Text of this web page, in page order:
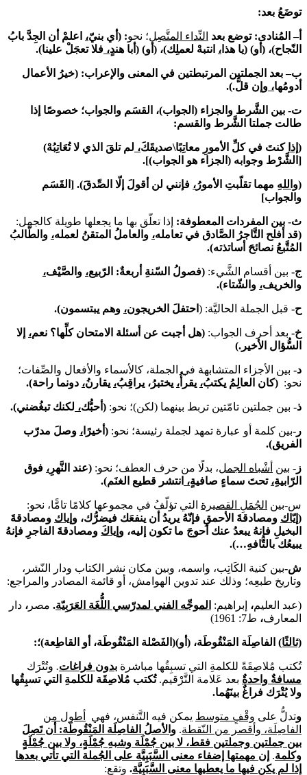
توضَعُ بعد:
أ– المُنادى: توضع بعد النِّداء المتّصل؛ نحو:
( أي بنيّ، اعلم أن الجدّ بابُ
النّجاح)، (أو) (يا هذا ، انتبهْ لعملِك)، (أو) (أبا هندٍ، فلا تعجَلْ علينا).
ب– بعد الجملتين المرتبطتين في المعنى والإعراب: (خيرُ الأعمال
أدومُها، وإن قلَّ.).
ت- بين الشَّرط والجزاء (الجواب)، القسَم والجواب؛ خصوصًا إذا
طالت جملتا الشَّرط والقسم:
(إذا كنتَ في كلِّ الأمورِ معاتِبًا\صديقَكَ، لم تلقَ الذي لا تُعَاتِبُهْ)
[الشَّرْط وجوابه (الجزاء هو الجواب)].
(واللهِ مهما تقلّبتِ الأمورُ، فإنني لن أقولَ إلّا الصِّدقَ). [القَسَم
والجواب]
ث- بين المفردات المعطوفة: إذا تعلّق بها ما يجعلها طويلة كالجمل:
(قد أفلح التَّاجرُ الصَّادق في تعامله، والعاملُ المتقنُ لعمله، والطَّالبُ
المُتَّبعُ نصائحَ أساتذته).
ج- بين أقسام الشَّيء: (فصولُ السّنةِ أربعةٌ: الرّبيع، والصَّيْف،
والخريف، والشّتاء).
ح- قبل الجملة الحاليَّة: ( احتفلَ الخريجون، وهم يبتسمون).
خ- بعد أحرف الجواب: (هل أجبت عن أسئلة الامتحان كلّها؟ نعم، إلا
السُّؤال الأخير.)
د- بين الأجزاء المتشابهة في الجملة، كالأسماء والأفعال والصِّفات؛
نحو: (كان العالِم يكتب، يقرأ ، يختبر، يراقِب، يقارن، دونما راحة).
ذ- بين جملتين تامّتين تربط بينهما (لكن)؛ نحو: (أحبّك، لكنك تبغضني).
ر-بين كلمة أو عبارة تمهد لجملة رئيسة؛ نحو: (أخيرًا ، وصلَ مدرّب
الفريق).
ز- بين أشْباه الجمل، بدلًا من حرف العطف؛ نحو: (عند النّهر ، فوق
الرّابية، تحت سماء صافية، انتشر قطيع الغنَم).
س-بين الجُمَلِ القصيرة التي تؤلّفُ في مجموعها كلامًا تامًّا، نحو:
(إيّاك ومصادقةَ الأحمقِ فإنّهُ يريدُ أن ينفعَك فيضرُّك، وإياك ومصادقةَ
البخيلِ فإنهُ يبعدُ عنك أحوجَ ما تكون إليه، وإياكَ ومصادقةَ الفاجرِ فإنهُ
يبيعُك بالتَّافهِ…).
ش-بين كنية الكَاتِب، واسمه، وبين مكان نشر الكتاب ودار النّشر،
وتاريخ طبعِه؛ وذلك عند تدوين الهوامش، أو قائمة المصادر والمراجع:
(عبد العليم، إبراهيم: الموجِّه الفني لمدرّسي اللُّغَة العَرَبِيّة. مصر ، دار
المعارف، ط7: 1961)
(ثالثًا) الفاصِلَة المَنْقُوطَة، (أو)( الفَصْلة المَنْقُوطَة، أو القاطِعة)؛:
تُكتب مُلاصِقَةً للكلمةِ التي تسبِقُها مباشرة بدون فراغات. وتُتْرَك
مسافةٌ واحدةٌ بعد عَلامة التَّرْقيم.تُكتب مُلاصِقَة للكلمةِ التي تسبِقُها
ولا يُتْرَك فراغٌ بينَهُما.
وتدلُّ على وقْفٍ متوسط يمكن فيه التَّنفس، فهي
أطول من
الفاصِلَة، وأقصر من النّقطة. والأصلُ الفاصِلَة المَنْقُوطَة: أن تَصِلَ
بين جملتين وجملتين فقط، لا بين جُمْلَة وشبهِ جُمْلَةٍ، ولا بين جُمْلَةٍ
وكلمة. إن مهمتها إضفاء معنى السَّبَبِيَّة على الجُملة التي تأتي بعدها
إذا لم يكن فيها ما يعطيها معنى السَّبَبِيَّة. وتقع: